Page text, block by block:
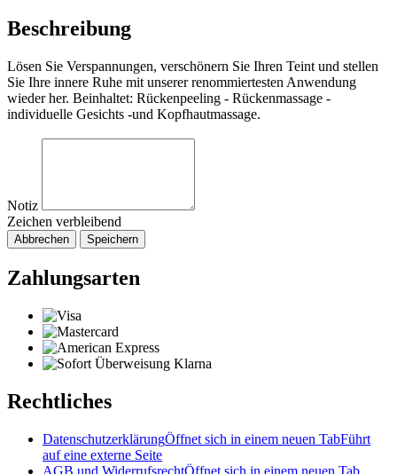
Beschreibung
Lösen Sie Verspannungen, verschönern Sie Ihren Teint und stellen
Sie Ihre innere Ruhe mit unserer renommiertesten Anwendung
wieder her. Beinhaltet: Rückenpeeling - Rückenmassage -
individuelle Gesichts -und Kopfhautmassage.
Notiz
Zeichen verbleibend
Abbrechen Speichern
Zahlungsarten
Rechtliches
DatenschutzerklärungÖffnet sich in einem neuen TabFührt
auf eine externe Seite
AGB und WiderrufsrechtÖffnet sich in einem neuen Tab